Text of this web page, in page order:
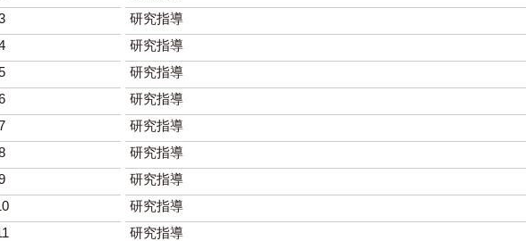
研究指導
研究指導
研究指導
研究指導
研究指導
研究指導
研究指導
研究指導
研究指導